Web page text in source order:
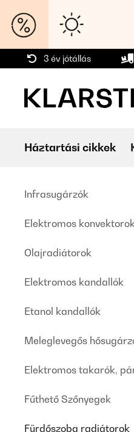
3 év jótállás
Háztartási cikkek
Infrasugárzók
Elektromos
Olajradiátorok
Elektromos kandallók
Etanol kandallók
Meleglevegős
Elektromos takarók,
Fűthető Szőnyegek
Fürdőszoba radiátorok